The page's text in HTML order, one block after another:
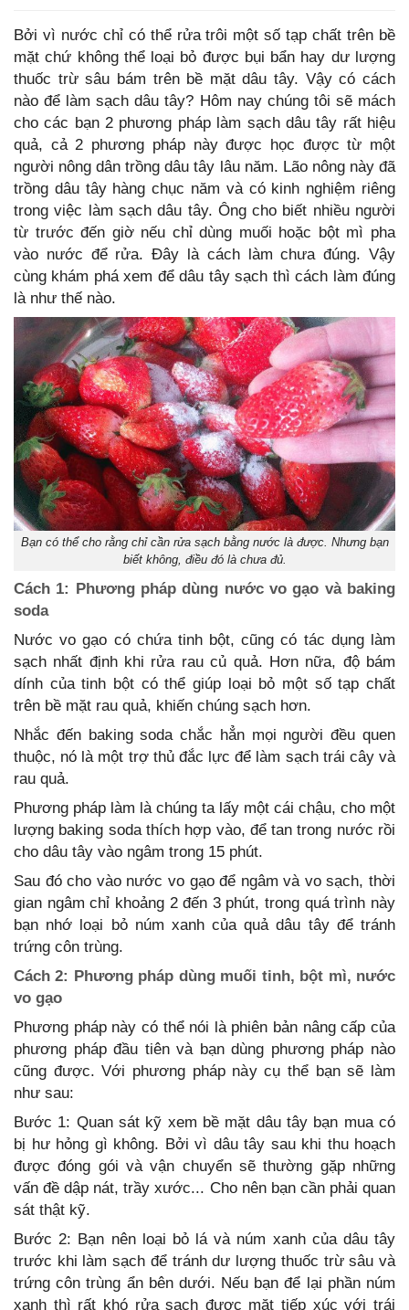
Bởi vì nước chỉ có thể rửa trôi một số tạp chất trên bề
mặt chứ không thể loại bỏ được bụi bẩn hay dư lượng
thuốc trừ sâu bám trên bề mặt dâu tây. Vậy có cách
nào để làm sạch dâu tây? Hôm nay chúng tôi sẽ mách
cho các bạn 2 phương pháp làm sạch dâu tây rất hiệu
quả, cả 2 phương pháp này được học được từ một
người nông dân trồng dâu tây lâu năm. Lão nông này đã
trồng dâu tây hàng chục năm và có kinh nghiệm riêng
trong việc làm sạch dâu tây. Ông cho biết nhiều người
từ trước đến giờ nếu chỉ dùng muối hoặc bột mì pha
vào nước để rửa. Đây là cách làm chưa đúng. Vậy
cùng khám phá xem để dâu tây sạch thì cách làm đúng
là như thế nào.
Bạn có thể cho rằng chỉ cần rửa sạch bằng nước là được. Nhưng bạn
biết không, điều đó là chưa đủ.
Cách 1: Phương pháp dùng nước vo gạo và baking
soda
Nước vo gạo có chứa tinh bột, cũng có tác dụng làm
sạch nhất định khi rửa rau củ quả. Hơn nữa, độ bám
dính của tinh bột có thể giúp loại bỏ một số tạp chất
trên bề mặt rau quả, khiến chúng sạch hơn.
Nhắc đến baking soda chắc hẳn mọi người đều quen
thuộc, nó là một trợ thủ đắc lực để làm sạch trái cây và
rau quả.
Phương pháp làm là chúng ta lấy một cái chậu, cho một
lượng baking soda thích hợp vào, để tan trong nước rồi
cho dâu tây vào ngâm trong 15 phút.
Sau đó cho vào nước vo gạo để ngâm và vo sạch, thời
gian ngâm chỉ khoảng 2 đến 3 phút, trong quá trình này
bạn nhớ loại bỏ núm xanh của quả dâu tây để tránh
trứng côn trùng.
Cách 2: Phương pháp dùng muối tinh, bột mì, nước
vo gạo
Phương pháp này có thể nói là phiên bản nâng cấp của
phương pháp đầu tiên và bạn dùng phương pháp nào
cũng được. Với phương pháp này cụ thể bạn sẽ làm
như sau:
Bước 1: Quan sát kỹ xem bề mặt dâu tây bạn mua có
bị hư hỏng gì không. Bởi vì dâu tây sau khi thu hoạch
được đóng gói và vận chuyển sẽ thường gặp những
vấn đề dập nát, trầy xước... Cho nên bạn cần phải quan
sát thật kỹ.
Bước 2: Bạn nên loại bỏ lá và núm xanh của dâu tây
trước khi làm sạch để tránh dư lượng thuốc trừ sâu và
trứng côn trùng ẩn bên dưới. Nếu bạn để lại phần núm
xanh thì rất khó rửa sạch được mặt tiếp xúc với trái